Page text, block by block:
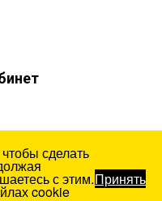
сделать
с этим.
cookie
Принять